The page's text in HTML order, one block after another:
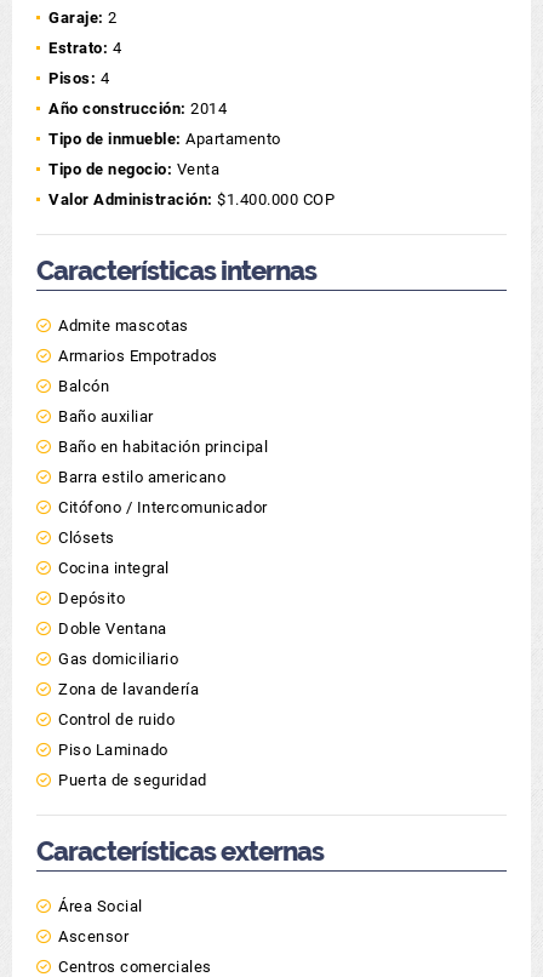
Garaje: 2
Estrato: 4
Pisos: 4
Año construcción: 2014
Tipo de inmueble: Apartamento
Tipo de negocio: Venta
Valor Administración: $1.400.000 COP
Características internas
Admite mascotas
Armarios Empotrados
Balcón
Baño auxiliar
Baño en habitación principal
Barra estilo americano
Citófono / Intercomunicador
Clósets
Cocina integral
Depósito
Doble Ventana
Gas domiciliario
Zona de lavandería
Control de ruido
Piso Laminado
Puerta de seguridad
Características externas
Área Social
Ascensor
Centros comerciales